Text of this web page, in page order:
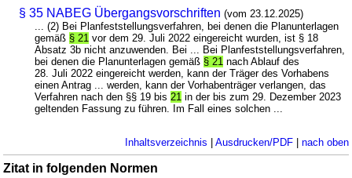
§ 35 NABEG Übergangsvorschriften (vom 23.12.2025)
... (2) Bei Planfeststellungsverfahren, bei denen die Planunterlagen
gemäß § 21 vor dem 29. Juli 2022 eingereicht wurden, ist § 18
Absatz 3b nicht anzuwenden. Bei ... Bei Planfeststellungsverfahren,
bei denen die Planunterlagen gemäß § 21 nach Ablauf des
28. Juli 2022 eingereicht werden, kann der Träger des Vorhabens
einen Antrag ... werden, kann der Vorhabenträger verlangen, das
Verfahren nach den §§ 19 bis21 in der bis zum 29. Dezember 2023
geltenden Fassung zu führen. Im Fall eines solchen ...
Inhaltsverzeichnis Ausdrucken/PDF| nach oben
Zitat in folgenden Normen